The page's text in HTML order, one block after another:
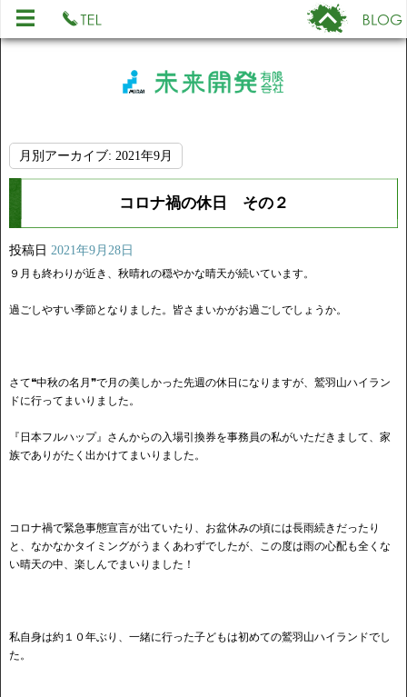
月別アーカイブ: 2021年9月
コロナ禍の休日 その２
投稿日 2021年9月28日
９月も終わりが近き、秋晴れの穏やかな晴天が続いています。
過ごしやすい季節となりました。皆さまいかがお過ごしでしょうか。
さて❝中秋の名月❞で月の美しかった先週の休日になりますが、鷲羽山ハイラン
ドに行ってまいりました。
『日本フルハップ』さんからの入場引換券を事務員の私がいただきまして、家
族でありがたく出かけてまいりました。
コロナ禍で緊急事態宣言が出ていたり、お盆休みの頃には長雨続きだったり
と、なかなかタイミングがうまくあわずでしたが、この度は雨の心配も全くな
い晴天の中、楽しんでまいりました！
私自身は約１０年ぶり、一緒に行った子どもは初めての鷲羽山ハイランドでし
た。